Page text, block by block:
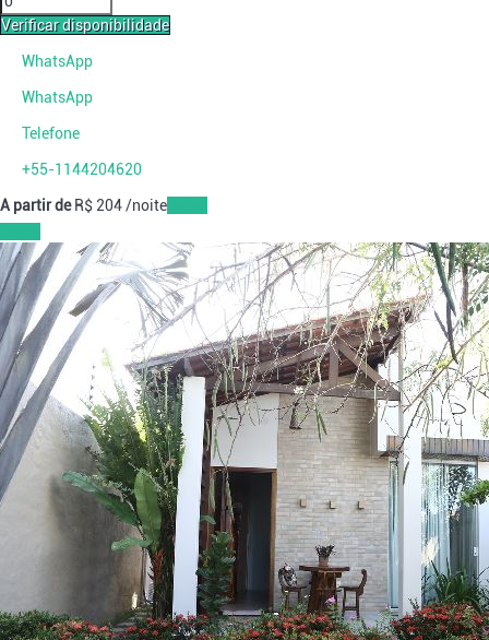
Verificar disponibilidade
WhatsApp
WhatsApp
Telefone
+55-1144204620
A partir deR$ 204/noite